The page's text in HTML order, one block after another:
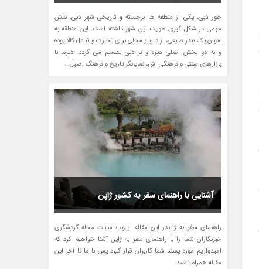
خور دبی، یکی از منطقه ها برجسته و تاریخی شهر دبی، نقش
مهمی در شکل گیری هویت این شهر داشته است. این منطقه به
عنوان یک بندر طبیعی، از دیرباز محلی برای تجارت و تبادل کالا بوده
و به دو بخش اصلی دیره و بر دبی تقسیم می گردد. دیره، با
بازارهای سنتی و فرهنگی اش، نمایانگر تاریخ و فرهنگ اصیل...
آشنایی با راهنمای سفر به کشور ژاپن
راهنمای سفر به ژاپندر این مقاله از وب سایت مجله گردشگری
خبرنگاران شما را با راهنمای سفر به ژاپن آشنا خواهیم کرد که
امیدواریم مورد پسند شما کاربران قرار گیرد پس با ما تا آخر این
مقاله همراه باشید .